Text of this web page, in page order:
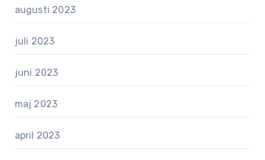
augusti 2023
juli 2023
juni 2023
maj 2023
april 2023